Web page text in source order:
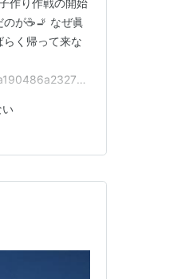
作り作戦の開始
が☕🚬 なぜ眞
く帰って来な
いし。 宮内庁
い